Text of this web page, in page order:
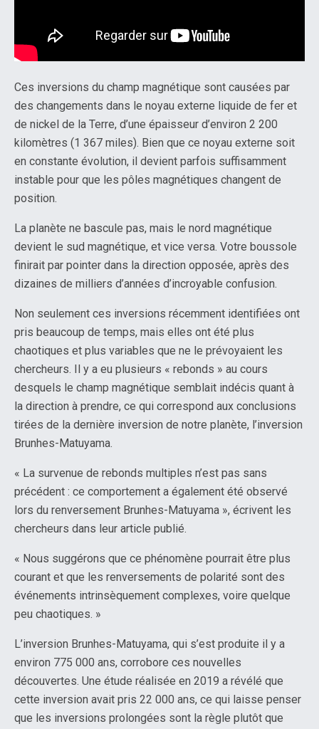
Ces inversions du champ magnétique sont causées par
des changements dans le noyau externe liquide de fer et
de nickel de la Terre, d’une épaisseur d’environ 2 200
kilomètres (1 367 miles). Bien que ce noyau externe soit
en constante évolution, il devient parfois suffisamment
instable pour que les pôles magnétiques changent de
position.
La planète ne bascule pas, mais le nord magnétique
devient le sud magnétique, et vice versa. Votre boussole
finirait par pointer dans la direction opposée, après des
dizaines de milliers d’années d’incroyable confusion.
Non seulement ces inversions récemment identifiées ont
pris beaucoup de temps, mais elles ont été plus
chaotiques et plus variables que ne le prévoyaient les
chercheurs. Il y a eu plusieurs « rebonds » au cours
desquels le champ magnétique semblait indécis quant à
la direction à prendre, ce qui correspond aux conclusions
tirées de la dernière inversion de notre planète, l’inversion
Brunhes-Matuyama.
« La survenue de rebonds multiples n’est pas sans
précédent : ce comportement a également été observé
lors du renversement Brunhes-Matuyama », écrivent les
chercheurs dans leur article publié.
« Nous suggérons que ce phénomène pourrait être plus
courant et que les renversements de polarité sont des
événements intrinsèquement complexes, voire quelque
peu chaotiques. »
L’inversion Brunhes-Matuyama, qui s’est produite il y a
environ 775 000 ans, corrobore ces nouvelles
découvertes. Une étude réalisée en 2019 a révélé que
cette inversion avait pris 22 000 ans, ce qui laisse penser
que les inversions prolongées sont la règle plutôt que